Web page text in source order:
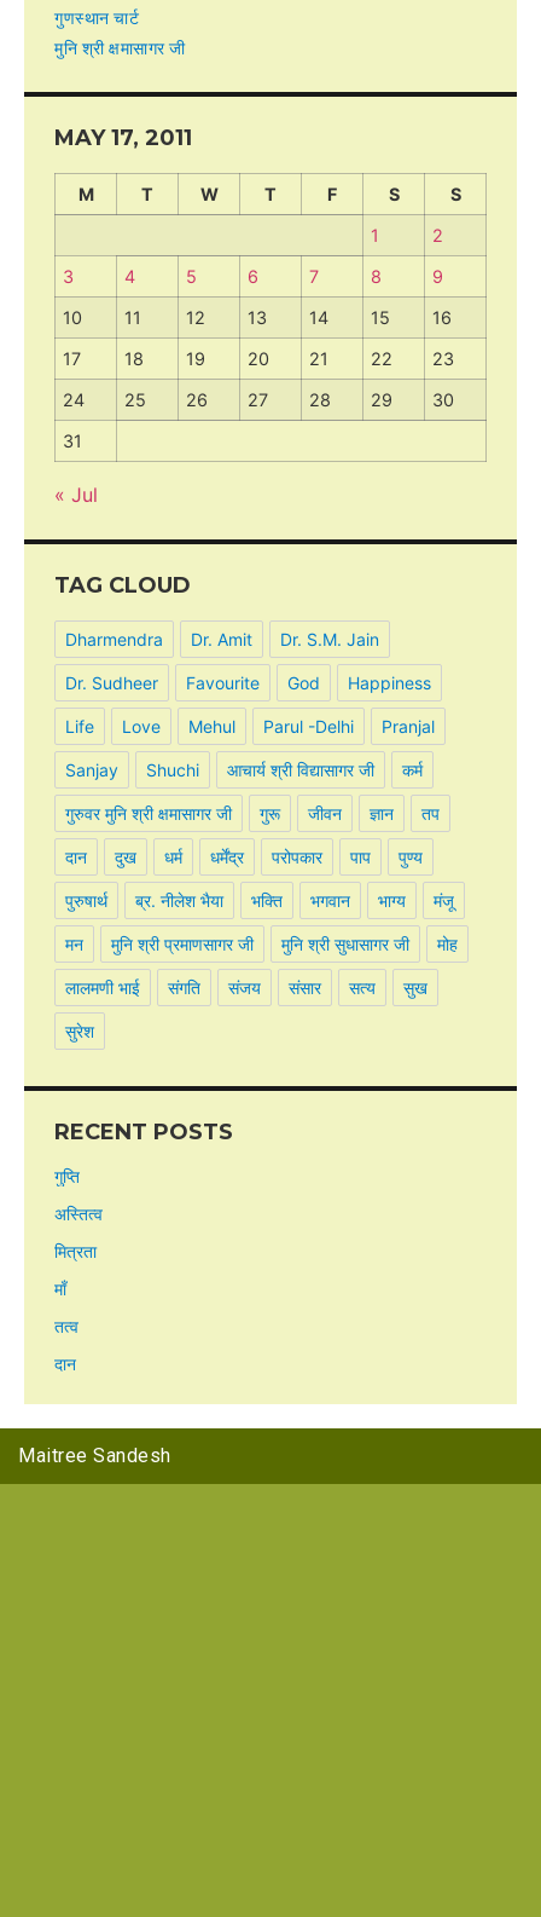
गुणस्थान चार्ट
मुनि श्री क्षमासागर जी
MAY 17, 2011
M T W T F S
S
1
2
3
4 5 6 7 8
9
10
11 12 13 14 15
16
17
18 19 20 21 22
23
24
25 26 27 28 29
30
31
« Jul
TAG CLOUD
Dharmendra Dr. Amit Dr. S.M. Jain
Dr. Sudheer Favourite God Happiness
Life Love Mehul Parul -Delhi Pranjal
Sanjay Shuchi आचार्य श्री विद्यासागर जी कर्म
गुरुवर मुनि श्री क्षमासागर जी गुरू जीवन ज्ञान तप
दान दुख धर्म धर्मेंद्र परोपकार पाप पुण्य
पुरुषार्थ ब्र. नीलेश भैया भक्ति भगवान भाग्य मंजू
मन मुनि श्री प्रमाणसागर जी मुनि श्री सुधासागर जी मोह
लालमणी भाई संगति संजय संसार सत्य सुख
सुरेश
RECENT POSTS
गुप्ति
अस्तित्व
मित्रता
माँ
तत्व
दान
Maitree Sandesh